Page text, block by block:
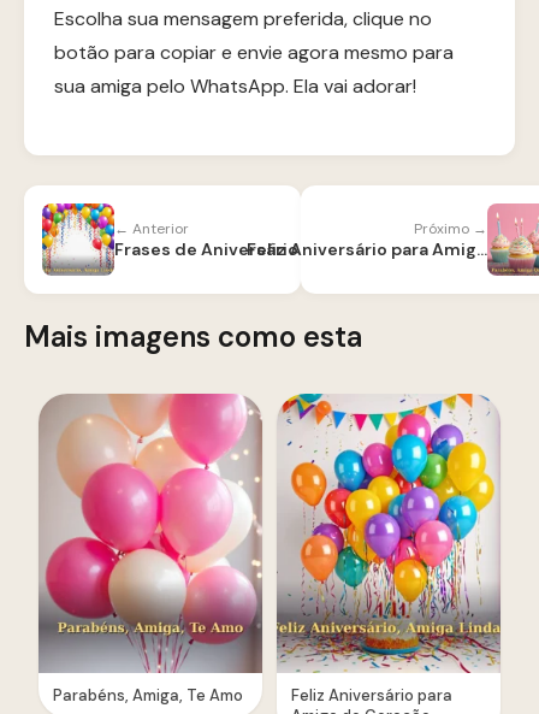
Escolha sua mensagem preferida, clique no
botão para copiar e envie agora mesmo para
sua amiga pelo WhatsApp. Ela vai adorar!
← Anterior
Frases de Aniversário para Amiga Engraçadas
Próximo →
Feliz Aniversário para Amiga com Carinho
Mais imagens como esta
Parabéns, Amiga, Te Amo
Feliz Aniversário para